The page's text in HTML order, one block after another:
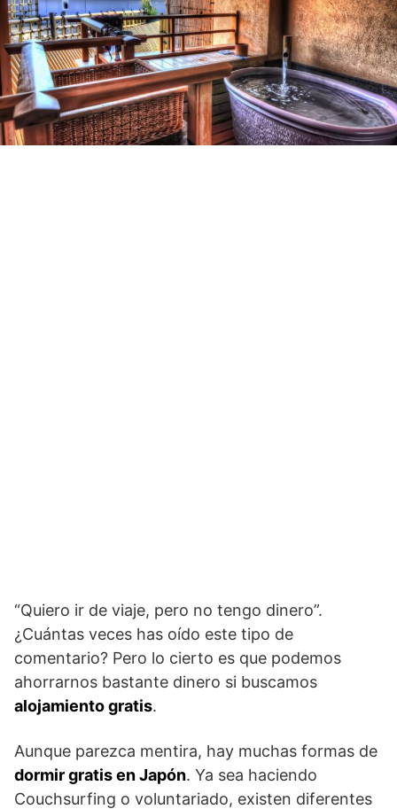
“Quiero ir de viaje, pero no tengo dinero”.
¿Cuántas veces has oído este tipo de
comentario? Pero lo cierto es que podemos
ahorrarnos bastante dinero si buscamos
alojamiento gratis.
Aunque parezca mentira, hay muchas formas de
dormir gratis en Japón. Ya sea haciendo
Couchsurfing o voluntariado, existen diferentes